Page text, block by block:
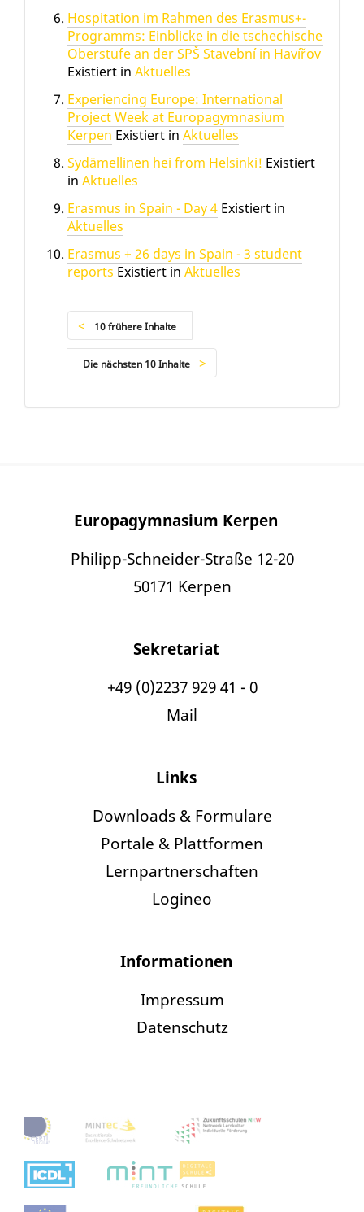
Hospitation im Rahmen des Erasmus+-
Programms: Einblicke in die tschechische
Oberstufe an der SPŠ Stavební in Havířov
Existiert in Aktuelles
Experiencing Europe: International
Project Week at Europagymnasium
Kerpen Existiert in Aktuelles
Sydämellinen hei from Helsinki! Existiert
in Aktuelles
Erasmus in Spain - Day 4 Existiert in
Aktuelles
Erasmus + 26 days in Spain - 3 student
reports Existiert in Aktuelles
10 frühere Inhalte
Die nächsten 10 Inhalte
Europagymnasium Kerpen
Philipp-Schneider-Straße 12-20
50171 Kerpen
Sekretariat
+49 (0)2237 929 41 - 0
Mail
Links
Downloads & Formulare
Portale & Plattformen
Lernpartnerschaften
Logineo
Informationen
Impressum
Datenschutz